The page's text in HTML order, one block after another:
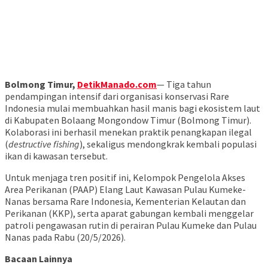
Bolmong Timur, DetikManado.com— Tiga tahun
pendampingan intensif dari organisasi konservasi Rare
Indonesia mulai membuahkan hasil manis bagi ekosistem laut
di Kabupaten Bolaang Mongondow Timur (Bolmong Timur).
Kolaborasi ini berhasil menekan praktik penangkapan ilegal
(destructive fishing), sekaligus mendongkrak kembali populasi
ikan di kawasan tersebut.
Untuk menjaga tren positif ini, Kelompok Pengelola Akses
Area Perikanan (PAAP) Elang Laut Kawasan Pulau Kumeke-
Nanas bersama Rare Indonesia, Kementerian Kelautan dan
Perikanan (KKP), serta aparat gabungan kembali menggelar
patroli pengawasan rutin di perairan Pulau Kumeke dan Pulau
Nanas pada Rabu (20/5/2026).
Bacaan Lainnya